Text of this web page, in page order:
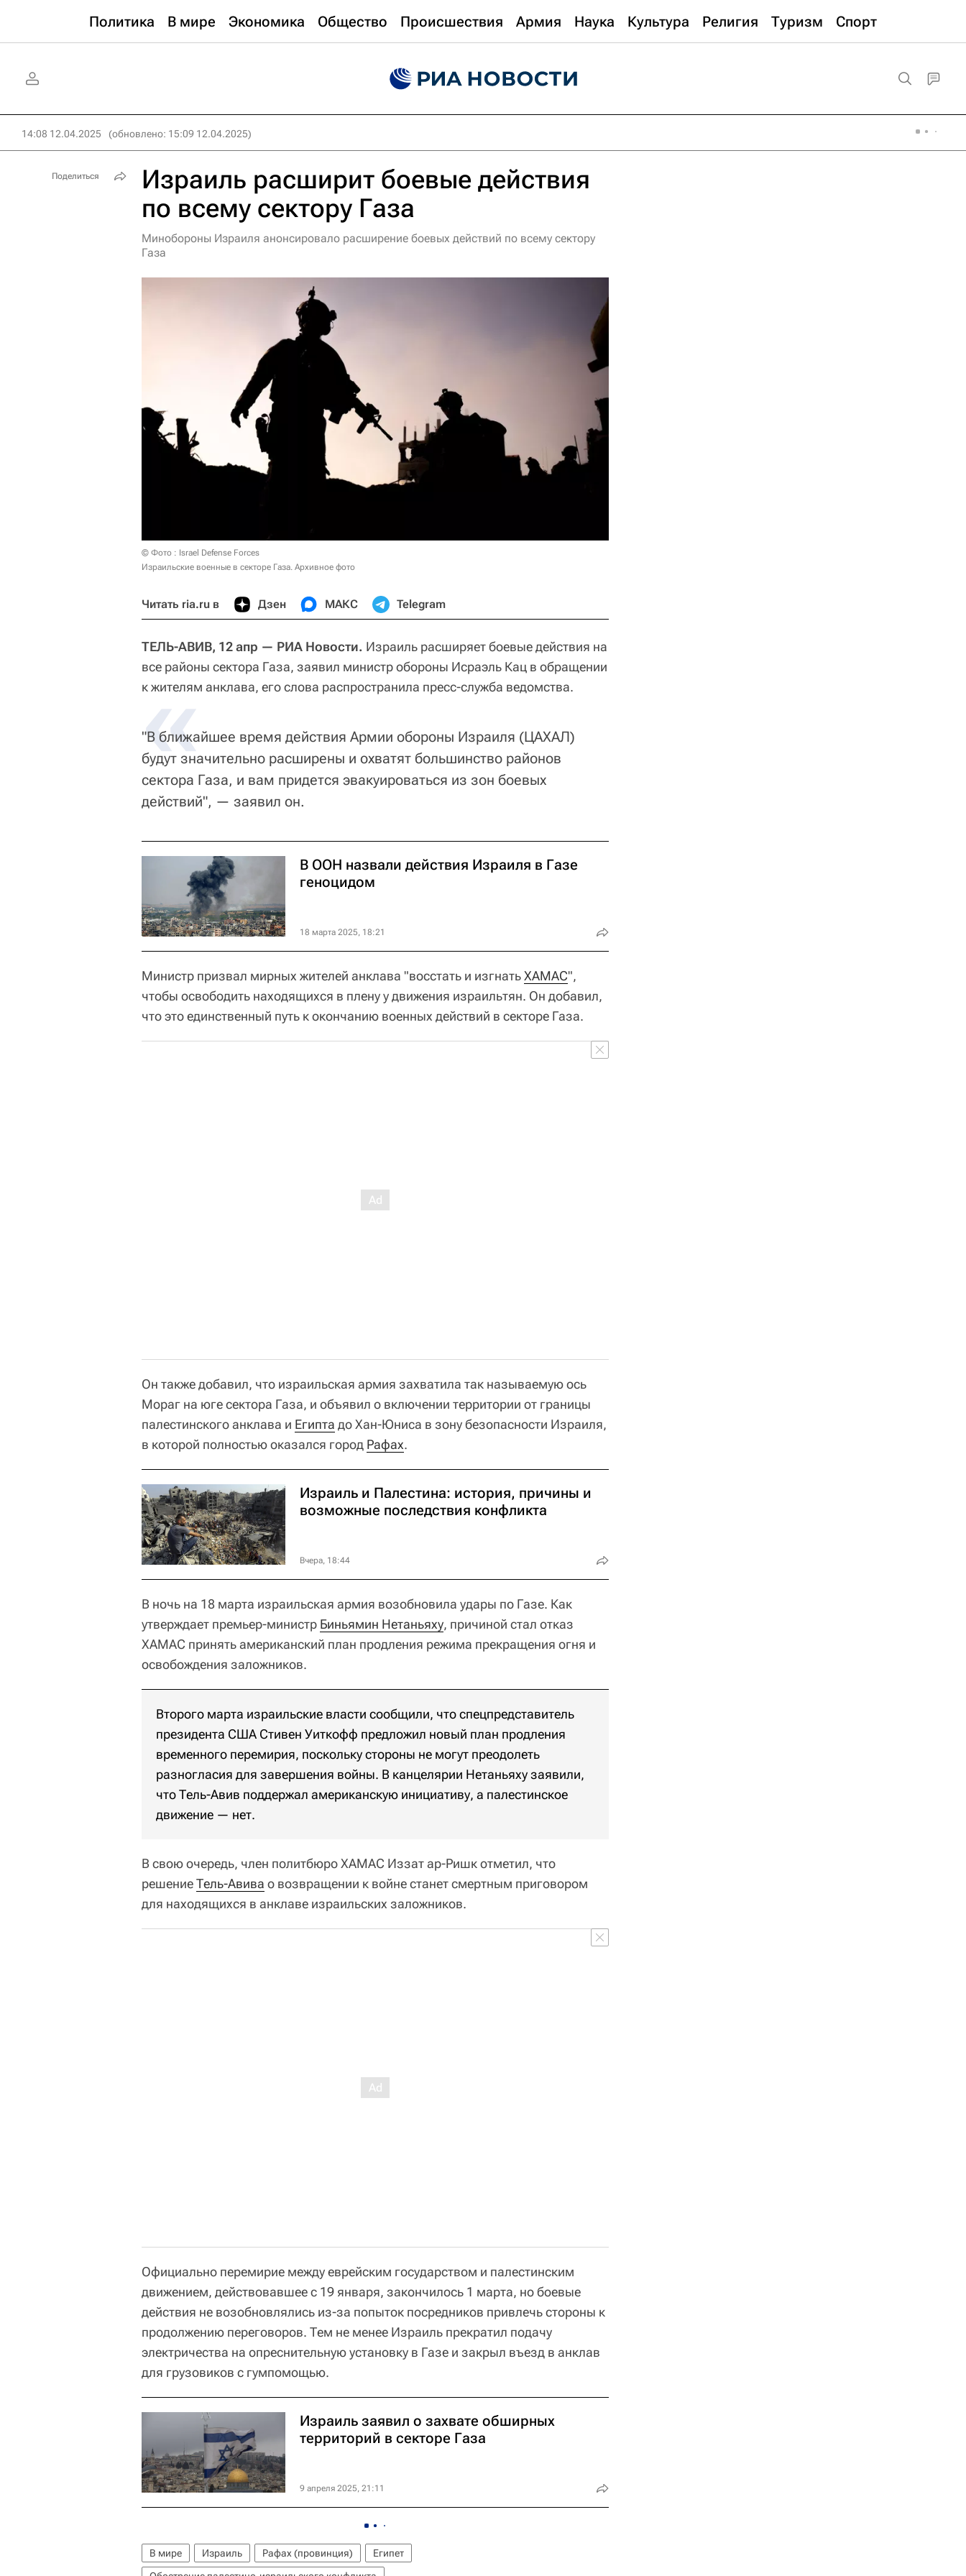
Политика В мире Экономика Общество Происшествия Армия Наука Культура Религия Туризм Спорт
14:08 12.04.2025 (обновлено: 15:09 12.04.2025)
Израиль расширит боевые действия
по всему сектору Газа
Минобороны Израиля анонсировало расширение боевых действий по всему сектору
Газа
© Фото : Israel Defense Forces
Израильские военные в секторе Газа. Архивное фото
Читать ria.ru в Дзен МАКС Telegram
ТЕЛЬ-АВИВ, 12 апр — РИА Новости. Израиль расширяет боевые действия на
все районы сектора Газа, заявил министр обороны Исраэль Кац в обращении
к жителям анклава, его слова распространила пресс-служба ведомства.
«
"В ближайшее время действия Армии обороны Израиля (ЦАХАЛ)
будут значительно расширены и охватят большинство районов
сектора Газа, и вам придется эвакуироваться из зон боевых
действий", — заявил он.
В ООН назвали действия Израиля в Газе
геноцидом
18 марта 2025, 18:21
Министр призвал мирных жителей анклава "восстать и изгнатьХАМАС",
чтобы освободить находящихся в плену у движения израильтян. Он добавил,
что это единственный путь к окончанию военных действий в секторе Газа.
Он также добавил, что израильская армия захватила так называемую ось
Мораг на юге сектора Газа, и объявил о включении территории от границы
палестинского анклава и Египта до Хан-Юниса в зону безопасности Израиля,
в которой полностью оказался город Рафах.
Израиль и Палестина: история, причины и
возможные последствия конфликта
Вчера, 18:44
В ночь на 18 марта израильская армия возобновила удары по Газе. Как
утверждает премьер-министр Биньямин Нетаньяху, причиной стал отказ
ХАМАС принять американский план продления режима прекращения огня и
освобождения заложников.
Второго марта израильские власти сообщили, что спецпредставитель
президента США Стивен Уиткофф предложил новый план продления
временного перемирия, поскольку стороны не могут преодолеть
разногласия для завершения войны. В канцелярии Нетаньяху заявили,
что Тель-Авив поддержал американскую инициативу, а палестинское
движение — нет.
В свою очередь, член политбюро ХАМАС Иззат ар-Ришк отметил, что
решениеТель-Авива о возвращении к войне станет смертным приговором
для находящихся в анклаве израильских заложников.
Официально перемирие между еврейским государством и палестинским
движением, действовавшее с 19 января, закончилось 1 марта, но боевые
действия не возобновлялись из-за попыток посредников привлечь стороны к
продолжению переговоров. Тем не менее Израиль прекратил подачу
электричества на опреснительную установку в Газе и закрыл въезд в анклав
для грузовиков с гумпомощью.
Израиль заявил о захвате обширных
территорий в секторе Газа
9 апреля 2025, 21:11
В мире Израиль Рафах (провинция)
Египет
Поделиться